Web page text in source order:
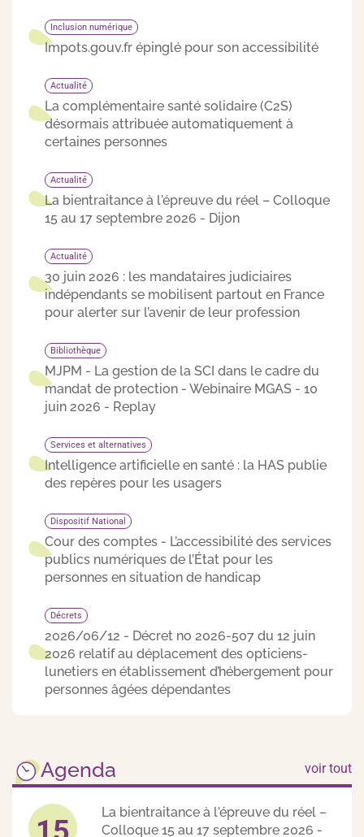
Inclusion numérique
Impots.gouv.fr épinglé pour son accessibilité
Actualité
La complémentaire santé solidaire (C2S)
désormais attribuée automatiquement à
certaines personnes
Actualité
La bientraitance à l'épreuve du réel – Colloque
15 au 17 septembre 2026 - Dijon
Actualité
30 juin 2026 : les mandataires judiciaires
indépendants se mobilisent partout en France
pour alerter sur l’avenir de leur profession
Bibliothèque
MJPM - La gestion de la SCI dans le cadre du
mandat de protection - Webinaire MGAS - 10
juin 2026 - Replay
Services et alternatives
Intelligence artificielle en santé : la HAS publie
des repères pour les usagers
Dispositif National
Cour des comptes - L’accessibilité des services
publics numériques de l’État pour les
personnes en situation de handicap
Décrets
2026/06/12 - Décret no 2026-507 du 12 juin
2026 relatif au déplacement des opticiens-
lunetiers en établissement d’hébergement pour
personnes âgées dépendantes
Agenda voir tout
La bientraitance à l'épreuve du réel –
Colloque 15 au 17 septembre 2026 -